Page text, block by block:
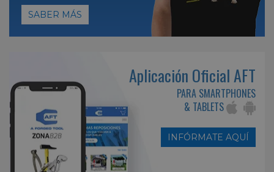
SABER MÁS
Aplicación Oficial AFT
PARA SMARTPHONES
& TABLETS
INFÓRMATE AQUÍ